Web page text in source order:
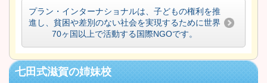
プラン・インターナショナルは、子どもの権利を推
進し、貧困や差別のない社会を実現するために世界
70ヶ国以上で活動する国際NGOです。
七田式滋賀の姉妹校